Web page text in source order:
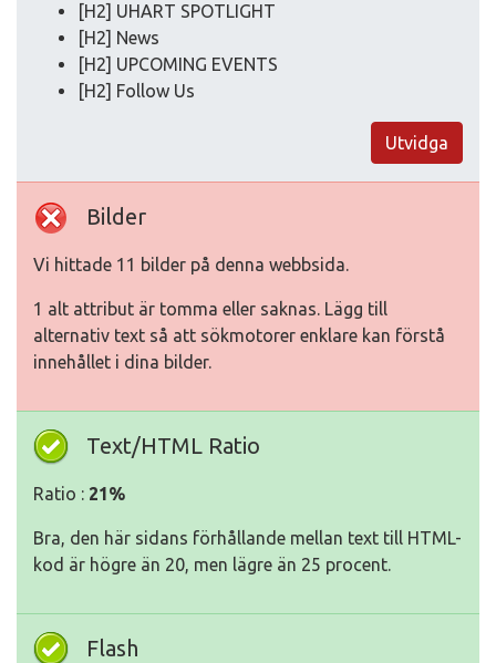
[H2] UHART SPOTLIGHT
[H2] News
[H2] UPCOMING EVENTS
[H2] Follow Us
Utvidga
Bilder
Vi hittade 11 bilder på denna webbsida.
1 alt attribut är tomma eller saknas. Lägg till
alternativ text så att sökmotorer enklare kan förstå
innehållet i dina bilder.
Text/HTML Ratio
Ratio : 21%
Bra, den här sidans förhållande mellan text till HTML-
kod är högre än 20, men lägre än 25 procent.
Flash